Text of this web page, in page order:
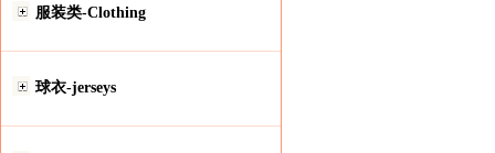
服装类-Clothing
球衣-jerseys